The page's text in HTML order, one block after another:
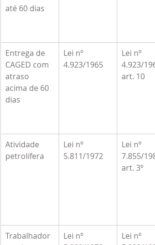
até 60 dias
Entrega de
CAGED com
atraso
acima de 60
dias
Lei nº
4.923/1965
Lei nº
4.923/
art. 10
Atividade
petrolífera
Lei nº
5.811/1972
Lei nº
7.855/
art. 3º
Trabalhador
Lei nº
Lei nº